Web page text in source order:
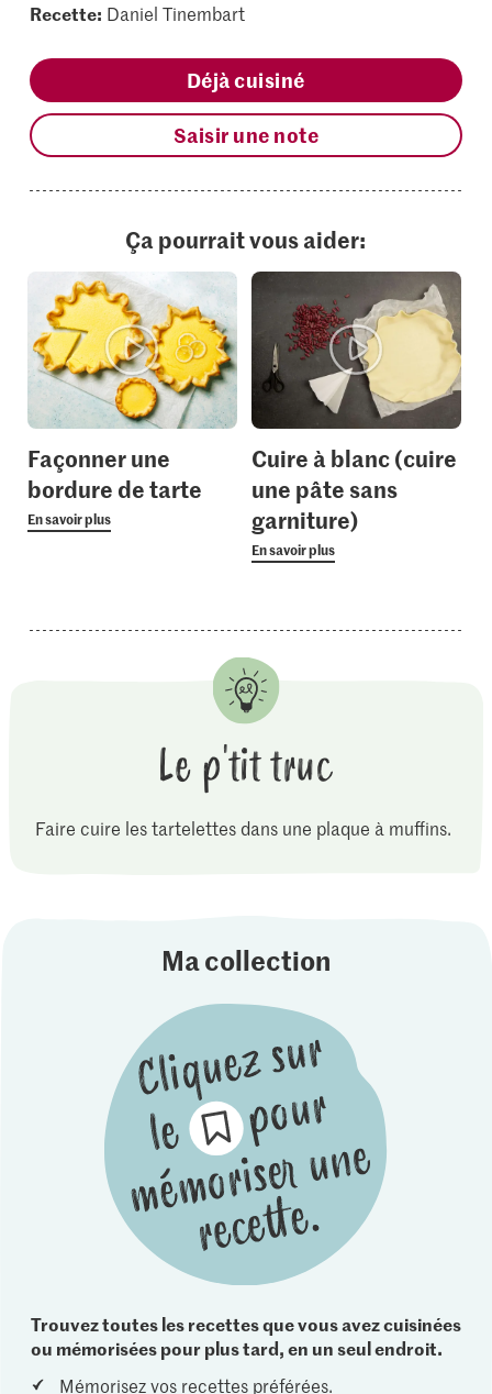
Recette: Daniel Tinembart
Déjà cuisiné
Saisir une note
Ça pourrait vous aider:
Façonner une
bordure de tarte
En savoir plus
Cuire à blanc (cuire
une pâte sans
garniture)
En savoir plus
Le p'tit truc
Faire cuire les tartelettes dans une plaque à muffins.
Ma collection
Trouvez toutes les recettes que vous avez cuisinées
ou mémorisées pour plus tard, en un seul endroit.
Mémorisez vos recettes préférées.